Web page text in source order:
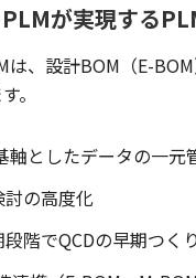
が実現する
は、設計BOM（E-
。
軸としたデータの一元
討の高度化
階でQCDの早期つく